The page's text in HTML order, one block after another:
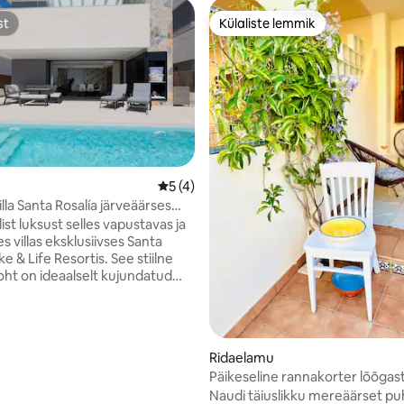
5, 12 hinnangut Keskmine hinnang 5/5, 4 hinnangut
5 (4)
Santa Rosalía järveäärses
luksust selles vapustavas ja
villas eksklusiivses Santa
& Life Resortis. See stiilne
on ideaalselt kujundatud
Külaliste lemmik
Külaliste lemmik
Ridaelamu
Päikeseline rannakorter
400 m kaugusel merest
Naudi täiuslikku mereäärset